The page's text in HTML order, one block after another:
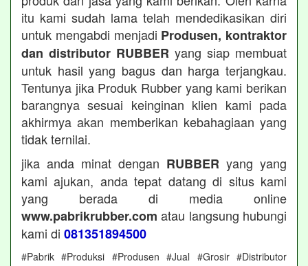
itu kami sudah lama telah mendedikasikan diri
untuk mengabdi menjadi Produsen, kontraktor
dan distributor RUBBER yang siap membuat
untuk hasil yang bagus dan harga terjangkau.
Tentunya jika Produk Rubber yang kami berikan
barangnya sesuai keinginan klien kami pada
akhirmya akan memberikan kebahagiaan yang
tidak ternilai.
jika anda minat dengan RUBBER yang yang
kami ajukan, anda tepat datang di situs kami
yang berada di media online
www.pabrikrubber.com atau langsung hubungi
kami di 081351894500
#Pabrik #Produksi #Produsen #Jual #Grosir #Distributor